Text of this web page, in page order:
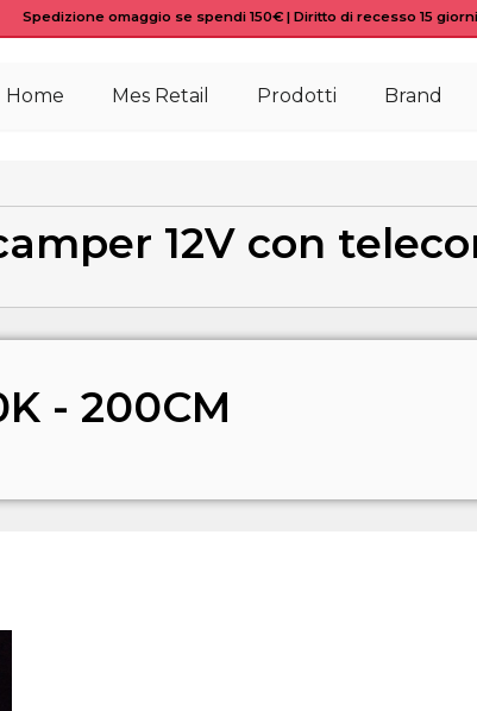
Spedizione omaggio se spendi 150€ | Diritto di recesso 15
Home Mes Retail Prodotti Brand
12V con
- 200CM